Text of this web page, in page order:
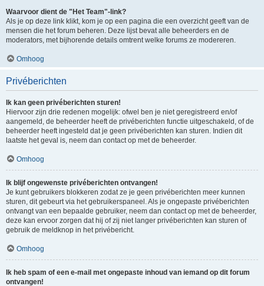
Waarvoor dient de "Het Team"-link?
Als je op deze link klikt, kom je op een pagina die een overzicht geeft van de
mensen die het forum beheren. Deze lijst bevat alle beheerders en de
moderators, met bijhorende details omtrent welke forums ze modereren.
Omhoog
Privéberichten
Ik kan geen privéberichten sturen!
Hiervoor zijn drie redenen mogelijk: ofwel ben je niet geregistreerd en/of
aangemeld, de beheerder heeft de privéberichten functie uitgeschakeld, of de
beheerder heeft ingesteld dat je geen privéberichten kan sturen. Indien dit
laatste het geval is, neem dan contact op met de beheerder.
Omhoog
Ik blijf ongewenste privéberichten ontvangen!
Je kunt gebruikers blokkeren zodat ze je geen privéberichten meer kunnen
sturen, dit gebeurt via het gebruikerspaneel. Als je ongepaste privéberichten
ontvangt van een bepaalde gebruiker, neem dan contact op met de beheerder,
deze kan ervoor zorgen dat hij of zij niet langer privéberichten kan sturen of
gebruik de meldknop in het privébericht.
Omhoog
Ik heb spam of een e-mail met ongepaste inhoud van iemand op dit forum
ontvangen!